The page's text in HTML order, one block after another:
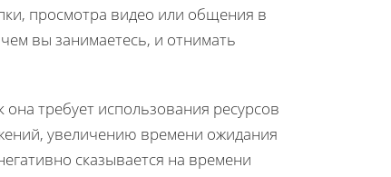
просмотра видео или общения в
вы занимаетесь, и отнимать
она требует использования ресурсов
увеличению времени ожидания
сказывается на времени